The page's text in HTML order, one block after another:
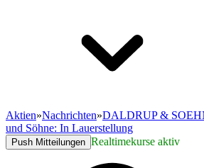
Aktien»Nachrichten»DALDRUP &
und Söhne: In Lauerstellung
Push Mitteilungen Realtimekurse aktiv